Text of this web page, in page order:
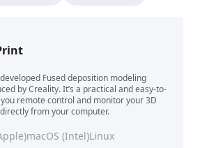
Fused deposition modeling
by Creality. It’s a practical and easy-to-
remote control and monitor your 3D
from your computer.
macOS (Intel)Linux